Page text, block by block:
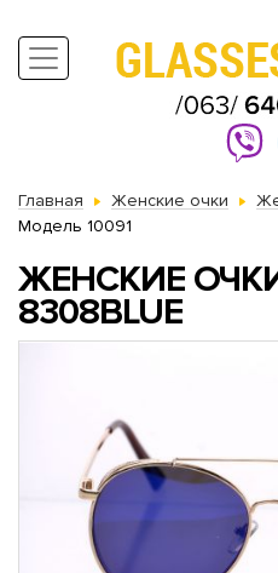
Главная Женские очки
Модель 10091
ЖЕНСКИЕ
8308BLUE